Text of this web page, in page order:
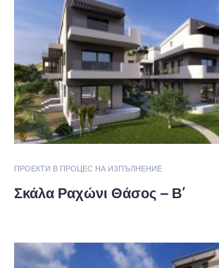
ПРОЕКТИ В ПРОЦЕС НА ИЗПЪЛНЕНИЕ
Σκάλα Ραχώνι Θάσος – Β’